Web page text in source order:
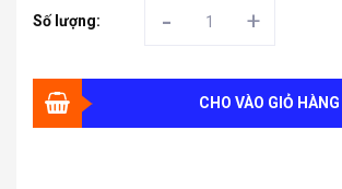
Số lượng: - +
CHO VÀO GIỎ HÀNG